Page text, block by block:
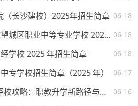
06-18
（长沙建校）2025年招生简章
06-18
湖南公办中专--长沙市望城区职业中等专业学校 2025 年招生简章
06-18
学校 2025 年招生简章
06-17
专学校招生简章（2025 年）
06-16
湖南中考普高线下生择校攻略：职教升学新路径与热门院校解析